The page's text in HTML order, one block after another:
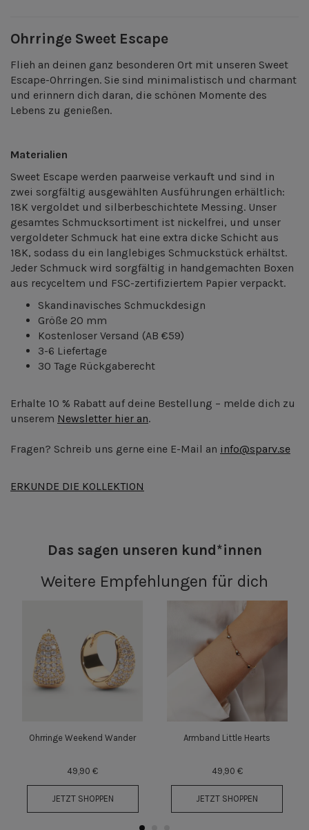
Ohrringe Sweet Escape
Flieh an deinen ganz besonderen Ort mit unseren Sweet
Escape-Ohrringen. Sie sind minimalistisch und charmant
und erinnern dich daran, die schönen Momente des
Lebens zu genießen.
Materialien
Sweet Escape werden paarweise verkauft und sind in
zwei sorgfältig ausgewählten Ausführungen erhältlich:
18K vergoldet und silberbeschichtete Messing. Unser
gesamtes Schmucksortiment ist nickelfrei, und unser
vergoldeter Schmuck hat eine extra dicke Schicht aus
18K, sodass du ein langlebiges Schmuckstück erhältst.
Jeder Schmuck wird sorgfältig in handgemachten Boxen
aus recyceltem und FSC-zertifiziertem Papier verpackt.
Skandinavisches Schmuckdesign
Größe 20 mm
Kostenloser Versand (AB €59)
3-6 Liefertage
30 Tage Rückgaberecht
Erhalte 10 % Rabatt auf deine Bestellung – melde dich zu
unserem Newsletter hier an.
Fragen? Schreib uns gerne eine E-Mail an info@sparv.se
ERKUNDE DIE KOLLEKTION
Das sagen unseren kund*innen
Weitere Empfehlungen für dich
Ohrringe Weekend Wander
49,90 €
JETZT SHOPPEN
Armband Little Hearts
49,90 €
JETZT SHOPPEN